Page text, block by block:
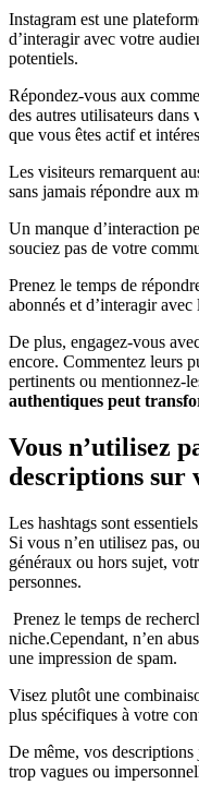
Instagram est une
d’interagir avec votre
potentiels.
Répondez-vous aux
des autres utilisateurs
que vous êtes actif et
Les visiteurs remarquent
sans jamais répondre aux
Un manque d’interaction
souciez pas de votre
Prenez le temps de
abonnés et d’interagir avec
De plus, engagez-vous
encore. Commentez leurs
pertinents ou mentionnez-
authentiques peut
Vous n’utilisez
descriptions sur
Les hashtags sont
Si vous n’en utilisez pas,
généraux ou hors sujet,
personnes.
Prenez le temps de
niche.Cependant, n’en
une impression de spam.
Visez plutôt une
plus spécifiques à votre
De même, vos
trop vagues ou